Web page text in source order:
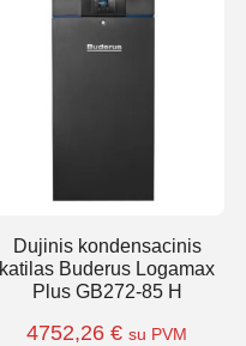
Dujinis kondensacinis
katilas Buderus Logamax
Plus GB272-85 H
4752,26 € su PVM